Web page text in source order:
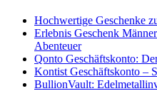
Hochwertige Geschenke
Erlebnis Geschenk
Abenteuer
Qonto Geschäftskonto:
Kontist Geschäftskonto –
BullionVault: